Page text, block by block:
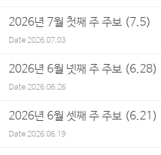
2026년 7월 첫째 주 주보 (7.5)
Date2026.07.03
2026년 6월 넷째 주 주보 (6.28)
Date2026.06.26
2026년 6월 셋째 주 주보 (6.21)
Date2026.06.19